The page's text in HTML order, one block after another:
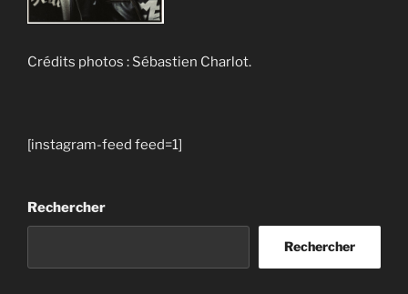
Crédits photos : Sébastien Charlot.
[instagram-feed feed=1]
Rechercher
Rechercher